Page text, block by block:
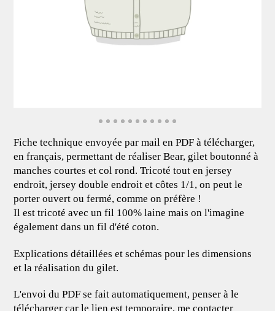
Fiche technique envoyée par mail en PDF à télécharger,
en français, permettant de réaliser Bear, gilet boutonné à
manches courtes et col rond. Tricoté tout en jersey
endroit, jersey double endroit et côtes 1/1, on peut le
porter ouvert ou fermé, comme on préfère !
Il est tricoté avec un fil 100% laine mais on l'imagine
également dans un fil d'été coton.
Explications détaillées et schémas pour les dimensions
et la réalisation du gilet.
L'envoi du PDF se fait automatiquement, penser à le
télécharger car le lien est temporaire, me contacter